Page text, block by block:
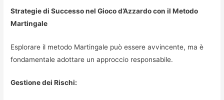
Strategie di Successo nel Gioco d’Azzardo con il Metodo
Martingale
Esplorare il metodo Martingale può essere avvincente, ma è
fondamentale adottare un approccio responsabile.
Gestione dei Rischi: